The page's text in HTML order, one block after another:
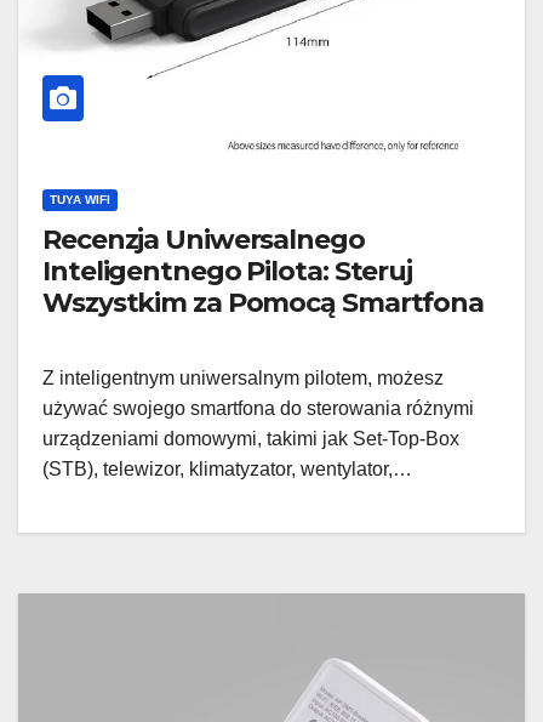
TUYA WIFI
Recenzja Uniwersalnego
Inteligentnego Pilota: Steruj
Wszystkim za Pomocą Smartfona
Z inteligentnym uniwersalnym pilotem, możesz
używać swojego smartfona do sterowania różnymi
urządzeniami domowymi, takimi jak Set-Top-Box
(STB), telewizor, klimatyzator, wentylator,…